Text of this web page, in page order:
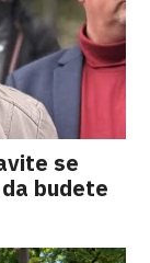
se
budete